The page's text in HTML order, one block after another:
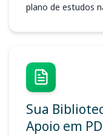
plano de estudos
Sua
Apoio em